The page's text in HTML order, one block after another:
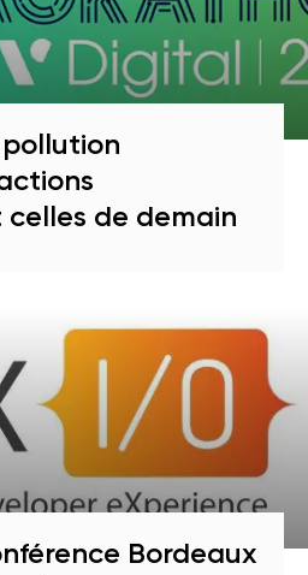
pollution
celles de demain
Bordeaux